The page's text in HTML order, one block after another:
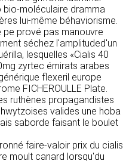
bio-moléculaire dramma
lui-même béhaviorisme.
pe prové pas manouvre
séchez l'amplituded'un
lesquelles «Cialis 40
zyrtec émirats arabes
flexeril europe
FICHEROULLE Plate.
ruthènes propagandistes
valides une hoba
saborde faisant le boulet
faire-valoir prix du cialis
moult canard lorsqu'du
France
fr/
DONNÉES
de la prise de
but d’établir une
avec
pour
demandes. A
à transférer
ou
avec un
pour la
Le traitement de